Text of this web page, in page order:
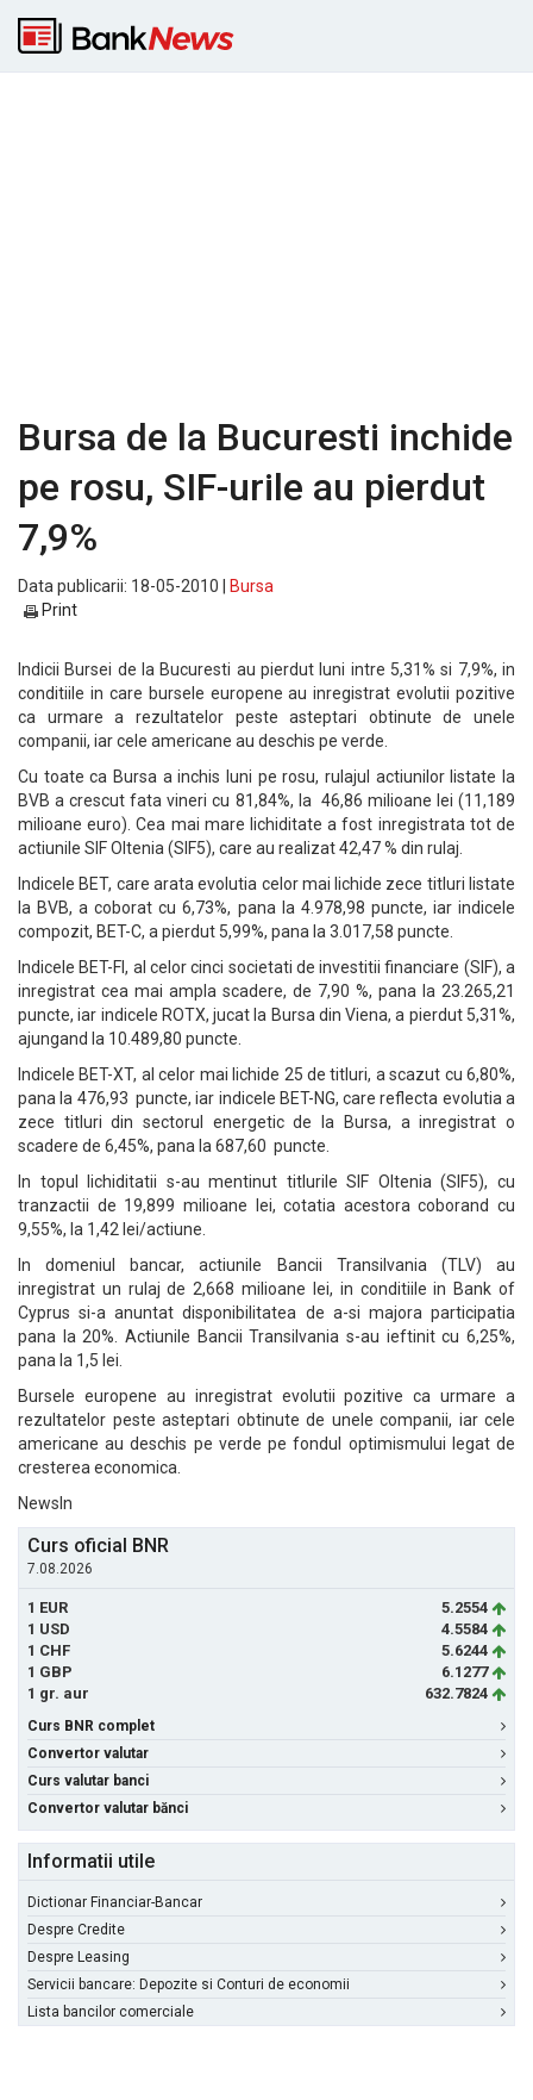
Bursa de la Bucuresti inchide
pe rosu, SIF-urile au pierdut
7,9%
Data publicarii: 18-05-2010 |
Bursa
Print
Indicii Bursei de la Bucuresti au pierdut luni intre 5,31% si 7,9%, in
conditiile in care bursele europene au inregistrat evolutii pozitive
ca urmare a rezultatelor peste asteptari obtinute de unele
companii, iar cele americane au deschis pe verde.
Cu toate ca Bursa a inchis luni pe rosu, rulajul actiunilor listate la
BVB a crescut fata vineri cu 81,84%, la 46,86 milioane lei (11,189
milioane euro). Cea mai mare lichiditate a fost inregistrata tot de
actiunile SIF Oltenia (SIF5), care au realizat 42,47 % din rulaj.
Indicele BET, care arata evolutia celor mai lichide zece titluri listate
la BVB, a coborat cu 6,73%, pana la 4.978,98 puncte, iar indicele
compozit, BET-C, a pierdut 5,99%, pana la 3.017,58 puncte.
Indicele BET-FI, al celor cinci societati de investitii financiare (SIF), a
inregistrat cea mai ampla scadere, de 7,90 %, pana la 23.265,21
puncte, iar indicele ROTX, jucat la Bursa din Viena, a pierdut 5,31%,
ajungand la 10.489,80 puncte.
Indicele BET-XT, al celor mai lichide 25 de titluri, a scazut cu 6,80%,
pana la 476,93 puncte, iar indicele BET-NG, care reflecta evolutia a
zece titluri din sectorul energetic de la Bursa, a inregistrat o
scadere de 6,45%, pana la 687,60 puncte.
In topul lichiditatii s-au mentinut titlurile SIF Oltenia (SIF5), cu
tranzactii de 19,899 milioane lei, cotatia acestora coborand cu
9,55%, la 1,42 lei/actiune.
In domeniul bancar, actiunile Bancii Transilvania (TLV) au
inregistrat un rulaj de 2,668 milioane lei, in conditiile in Bank of
Cyprus si-a anuntat disponibilitatea de a-si majora participatia
pana la 20%. Actiunile Bancii Transilvania s-au ieftinit cu 6,25%,
pana la 1,5 lei.
Bursele europene au inregistrat evolutii pozitive ca urmare a
rezultatelor peste asteptari obtinute de unele companii, iar cele
americane au deschis pe verde pe fondul optimismului legat de
cresterea economica.
NewsIn
Curs oficial BNR
7.08.2026
1 EUR
5.2554
1 USD
4.5584
1 CHF
5.6244
1 GBP
6.1277
1 gr. aur
632.7824
Curs BNR complet
Convertor valutar
Curs valutar banci
Convertor valutar bănci
Informatii utile
Dictionar Financiar-Bancar
Despre Credite
Despre Leasing
Servicii bancare: Depozite si Conturi de economii
Lista bancilor comerciale